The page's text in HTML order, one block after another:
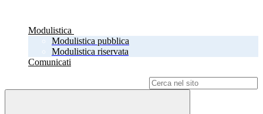
Modulistica
Modulistica pubblica
Modulistica riservata
Comunicati